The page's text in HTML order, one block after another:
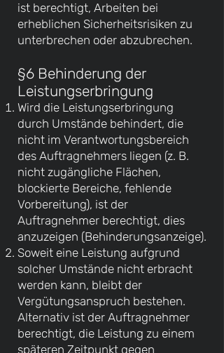
ist berechtigt, Arbeiten bei
erheblichen Sicherheitsrisiken zu
unterbrechen oder abzubrechen.
§6 Behinderung der
Leistungserbringung
Wird die Leistungserbringung
durch Umstände behindert, die
nicht im Verantwortungsbereich
des Auftragnehmers liegen (z. B.
nicht zugängliche Flächen,
blockierte Bereiche, fehlende
Vorbereitung), ist der
Auftragnehmer berechtigt, dies
anzuzeigen (Behinderungsanzeige).
Soweit eine Leistung aufgrund
solcher Umstände nicht erbracht
werden kann, bleibt der
Vergütungsanspruch bestehen.
Alternativ ist der Auftragnehmer
berechtigt, die Leistung zu einem
späteren Zeitpunkt gegen